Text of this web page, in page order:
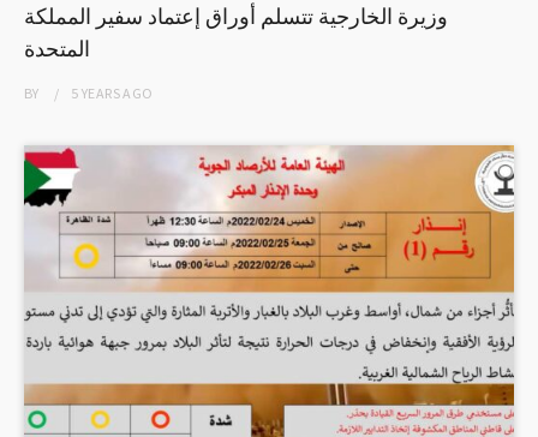
وزيرة الخارجية تتسلم أوراق إعتماد سفير المملكة
المتحدة
BY 5 YEARSAGO